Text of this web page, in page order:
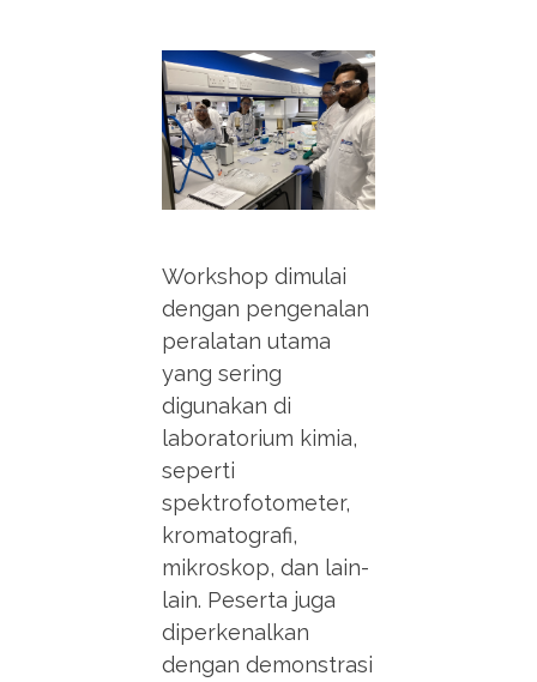
Workshop dimulai
dengan pengenalan
peralatan utama
yang sering
digunakan di
laboratorium kimia,
seperti
spektrofotometer,
kromatografi,
mikroskop, dan lain-
lain. Peserta juga
diperkenalkan
dengan demonstrasi